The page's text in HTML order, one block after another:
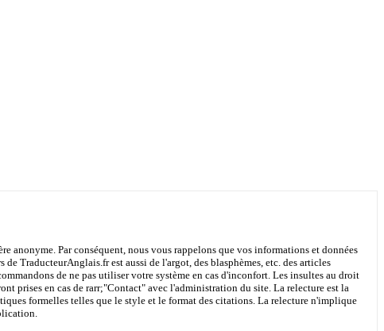
anonyme. Par conséquent, nous vous rappelons que vos informations et données
TraducteurAnglais.fr est aussi de l'argot, des blasphèmes, etc. des articles
de ne pas utiliser votre système en cas d'inconfort. Les insultes au droit
prises en cas de rarr;"Contact" avec l'administration du site. La relecture est la
formelles telles que le style et le format des citations. La relecture n'implique